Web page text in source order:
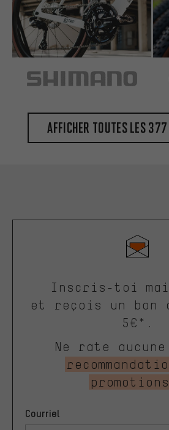
Afficher toutes les 377
Inscris-toi
et reçois un bon
5€*.
Ne rate
promotions
Courriel